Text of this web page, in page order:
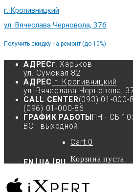
г. Кропивницкий
ул. Вячеслава Черновола, 37б
Получить скидку на ремонт (до 10%)
АДРЕСг. Харьков
ул. Сумская 82
АДРЕС г. Кропивницкий
ул. Вячеслава Черновола,
CALL CENTER(093) 01-000-
(096) 01-000-86
ГРАФИК РАБОТЫ ПН - СБ
ВС - выходной
EN UA RU
Cart 0
Корзина пуста